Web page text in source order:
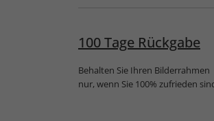
100 Tage Rückgabe
Behalten Sie Ihren Bilderrahmen
nur, wenn Sie 100% zufrieden